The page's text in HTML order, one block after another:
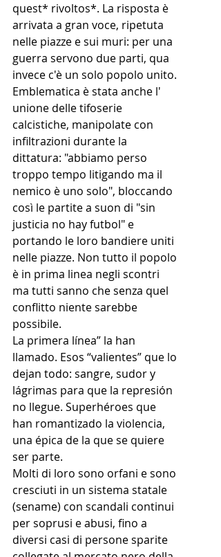
quest* rivoltos*. La risposta è
arrivata a gran voce, ripetuta
nelle piazze e sui muri: per una
guerra servono due parti, qua
invece c'è un solo popolo unito.
Emblematica è stata anche l'
unione delle tifoserie
calcistiche, manipolate con
infiltrazioni durante la
dittatura: "abbiamo perso
troppo tempo litigando ma il
nemico è uno solo", bloccando
così le partite a suon di "sin
justicia no hay futbol" e
portando le loro bandiere uniti
nelle piazze. Non tutto il popolo
è in prima linea negli scontri
ma tutti sanno che senza quel
conflitto niente sarebbe
possibile.
La primera línea” la han
llamado. Esos “valientes” que lo
dejan todo: sangre, sudor y
lágrimas para que la represión
no llegue. Superhéroes que
han romantizado la violencia,
una épica de la que se quiere
ser parte.
Molti di loro sono orfani e sono
cresciuti in un sistema statale
(sename) con scandali continui
per soprusi e abusi, fino a
diversi casi di persone sparite